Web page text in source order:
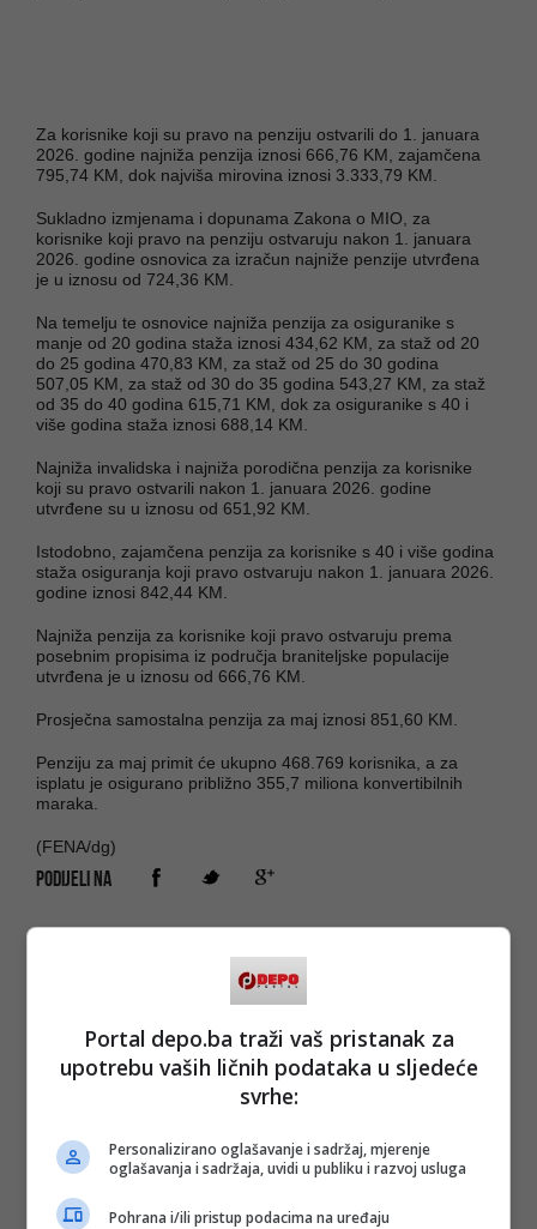
Za korisnike koji su pravo na penziju ostvarili do 1. januara
2026. godine najniža penzija iznosi 666,76 KM, zajamčena
795,74 KM, dok najviša mirovina iznosi 3.333,79 KM.
Sukladno izmjenama i dopunama Zakona o MIO, za
korisnike koji pravo na penziju ostvaruju nakon 1. januara
2026. godine osnovica za izračun najniže penzije utvrđena
je u iznosu od 724,36 KM.
Na temelju te osnovice najniža penzija za osiguranike s
manje od 20 godina staža iznosi 434,62 KM, za staž od 20
do 25 godina 470,83 KM, za staž od 25 do 30 godina
507,05 KM, za staž od 30 do 35 godina 543,27 KM, za staž
od 35 do 40 godina 615,71 KM, dok za osiguranike s 40 i
više godina staža iznosi 688,14 KM.
Najniža invalidska i najniža porodična penzija za korisnike
koji su pravo ostvarili nakon 1. januara 2026. godine
utvrđene su u iznosu od 651,92 KM.
Istodobno, zajamčena penzija za korisnike s 40 i više godina
staža osiguranja koji pravo ostvaruju nakon 1. januara 2026.
godine iznosi 842,44 KM.
Najniža penzija za korisnike koji pravo ostvaruju prema
posebnim propisima iz područja braniteljske populacije
utvrđena je u iznosu od 666,76 KM.
Prosječna samostalna penzija za maj iznosi 851,60 KM.
Penziju za maj primit će ukupno 468.769 korisnika, a za
isplatu je osigurano približno 355,7 miliona konvertibilnih
maraka.
(FENA/dg)
PODIJELI NA
Portal depo.ba traži vaš pristanak za
upotrebu vaših ličnih podataka u sljedeće
svrhe:
Personalizirano oglašavanje i sadržaj, mjerenje
oglašavanja i sadržaja, uvidi u publiku i razvoj usluga
Pohrana i/ili pristup podacima na uređaju